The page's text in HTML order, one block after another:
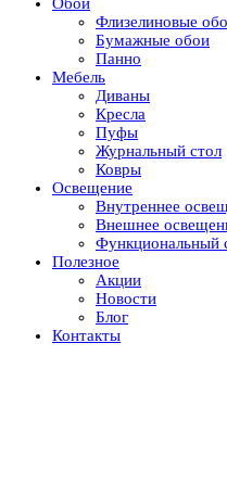
Флизелиновые
Бумажные обои
Панно
Мебель
Диваны
Кресла
Пуфы
Журнальный стол
Ковры
Освещение
Внутреннее
Внешнее
Функциональный
Полезное
Акции
Новости
Блог
Контакты